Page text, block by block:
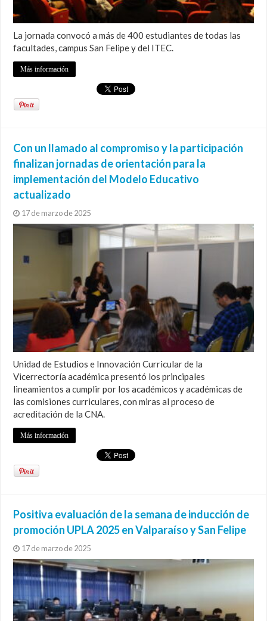
La jornada convocó a más de 400 estudiantes de todas las
facultades, campus San Felipe y del ITEC.
Más información
Con un llamado al compromiso y la participación
finalizan jornadas de orientación para la
implementación del Modelo Educativo
actualizado
17 de marzo de 2025
Unidad de Estudios e Innovación Curricular de la
Vicerrectoría académica presentó los principales
lineamientos a cumplir por los académicos y académicas de
las comisiones curriculares, con miras al proceso de
acreditación de la CNA.
Más información
Positiva evaluación de la semana de inducción de
promoción UPLA 2025 en Valparaíso y San Felipe
17 de marzo de 2025